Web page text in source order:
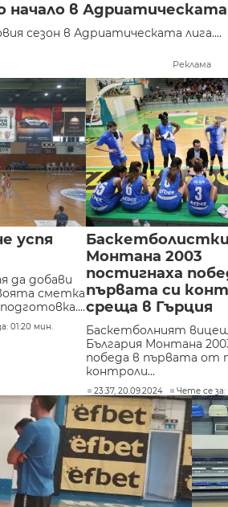
в Адриатическата
сезон в Адриатическата лига....
Реклама
успя
да добави
сметка
01:20 мин.
Монтана 2003
постигнаха
първата си
среща в Гърция
Баскетболният
България Монтана
победа в първата от
контроли...
23:37, 20.09.2024 Чете се